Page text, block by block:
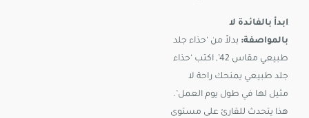
ابدأ بالفائدة لا
بالمواصفة: بدلاً من ‘حذاء جلد
طبيعي مقاس 42’, اكتب ‘حذاء
جلد طبيعي يمنحك راحة لا
مثيل لها في طول يوم العمل’.
هذا يتحدث للقارئ على مستوى